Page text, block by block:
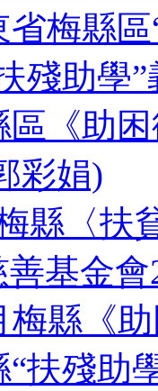
省梅縣
殘助學
區《助
彩娟)
縣〈扶
基金
梅縣《
“扶殘助